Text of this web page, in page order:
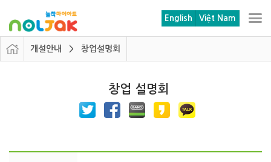
English Việt Nam
개설안내 > 창업설명회
창업 설명회